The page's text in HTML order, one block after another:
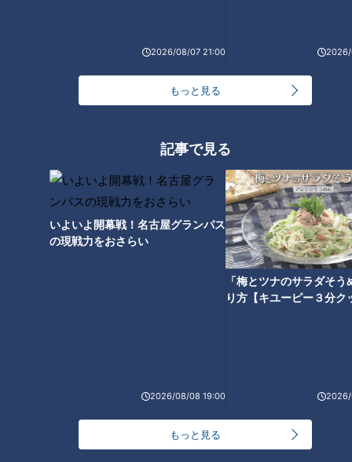
2026/08/07 21:00 2026/
もっと見る
記事で見る
いよいよ開幕戦！名古屋グランパス
の現戦力をおさらい
2026/08/08 19:00
「梅とツナのサラダそう
り方【キユーピー３分ク
2026/
もっと見る
無限ペペロンチーノの材料（1人前）
ギの繊維を潰さないので、辛み成分が減るんです。包丁を押し
て切ると繊維を潰すので辛み成分が増えます。